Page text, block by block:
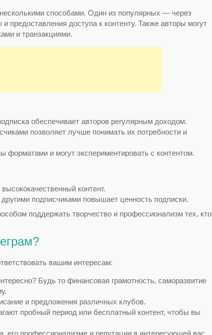
способами. Один из популярных — через
предоставления доступа к контенту. Также авторы могут
и транзакциями.
обеспечивает авторов регулярным доходом.
позволяет лучше понимать их потребности и
форматами и могут экспериментировать с контентом.
контент.
подписчиками повышает ценность подписки.
поддержать творчество и профессионализм тех, кто
вашим интересам:
Будь то финансовая грамотность, саморазвитие
и предложения различных клубов.
пробный период или бесплатный контент, чтобы вы